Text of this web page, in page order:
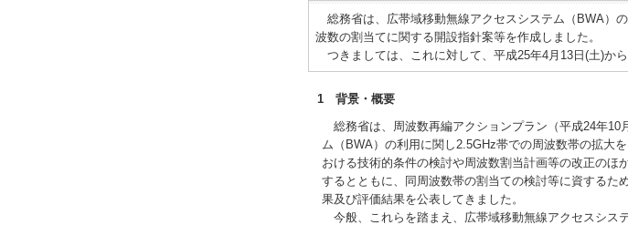
総務省は、広帯域移動無線アクセスシステム（BWA）
波数の割当てに関する開設指針案等を作成しました。
つきましては、これに対して、平成25年4月13日(土)か
1 背景・概要
総務省は、周波数再編アクションプラン（平成24年10
ム（BWA）の利用に関し2.5GHz帯での周波数帯の拡大
おける技術的条件の検討や周波数割当計画等の改正の
するとともに、同周波数帯の割当ての検討等に資するた
果及び評価結果を公表してきました。
今般、これらを踏まえ、広帯域移動無線アクセスシス